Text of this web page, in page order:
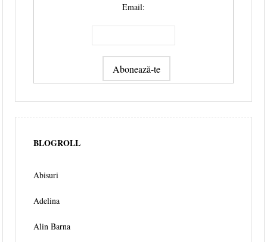
Email:
BLOGROLL
Abisuri
Adelina
Alin Barna